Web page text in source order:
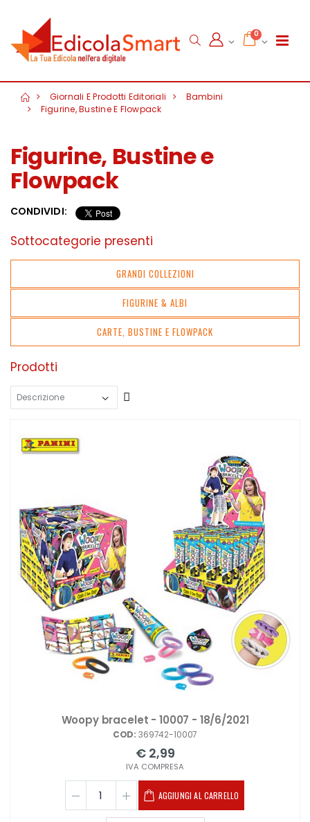
0
Giornali E Prodotti Editoriali
Bambini
Figurine, Bustine E Flowpack
Figurine, Bustine e
Flowpack
CONDIVIDI:
Sottocategorie presenti
GRANDI COLLEZIONI
FIGURINE & ALBI
CARTE, BUSTINE E FLOWPACK
Prodotti
Woopy bracelet - 10007 - 18/6/2021
COD: 369742-10007
€ 2,99
IVA COMPRESA
AGGIUNGI AL CARRELLO